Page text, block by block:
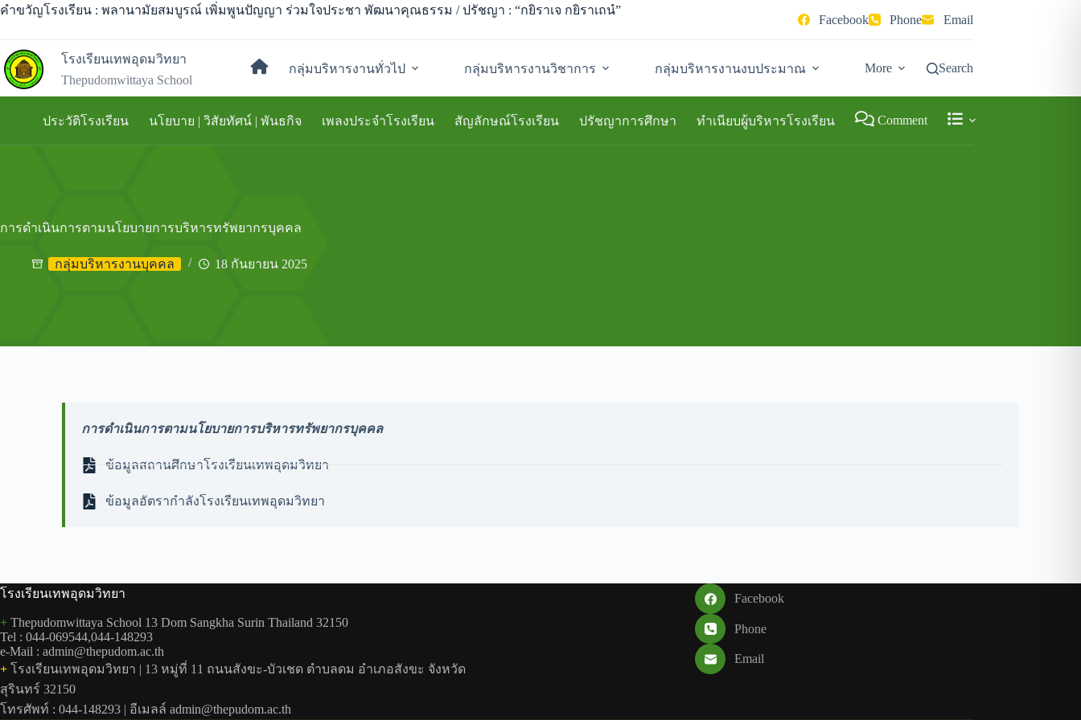
คำขวัญโรงเรียน : พลานามัยสมบูรณ์ เพิ่มพูนปัญญา ร่วมใจประชา พัฒนาคุณธรรม / ปรัชญา : “กยิราเจ กยิราเถนํ”
Facebook Phone Email
โรงเรียนเทพอุดมวิทยา
Thepudomwittaya School
หน้าแรก
กลุ่มบริหารงานทั่วไป กลุ่มบริหารงานวิชาการ กลุ่มบริหารงานงบประมาณ More Search
ประวัติโรงเรียน นโยบาย | วิสัยทัศน์ | พันธกิจ เพลงประจำโรงเรียน สัญลักษณ์โรงเรียน ปรัชญาการศึกษา ทำเนียบผู้บริหารโรงเรียน Comment
การดำเนินการตามนโยบายการบริหารทรัพยากรบุคคล
กลุ่มบริหารงานบุคคล 18 กันยายน 2025
การดำเนินการตามนโยบายการบริหารทรัพยากรบุคคล
ข้อมูลสถานศึกษาโรงเรียนเทพอุดมวิทยา
ข้อมูลอัตรากำลังโรงเรียนเทพอุดมวิทยา
โรงเรียนเทพอุดมวิทยา
+ Thepudomwittaya School 13 Dom Sangkha Surin Thailand 32150
Tel : 044-069544,044-148293
e-Mail : admin@thepudom.ac.th
+ โรงเรียนเทพอุดมวิทยา | 13 หมู่ที่ 11 ถนนสังขะ-บัวเชด ตำบลดม อำเภอสังขะ จังหวัด
สุรินทร์ 32150
โทรศัพท์ : 044-148293 | อีเมลล์ admin@thepudom.ac.th
Facebook
Phone
Email